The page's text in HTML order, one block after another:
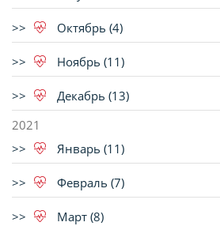
Октябрь (4)
Ноябрь (11)
Декабрь (13)
2021
Январь (11)
Февраль (7)
Март (8)